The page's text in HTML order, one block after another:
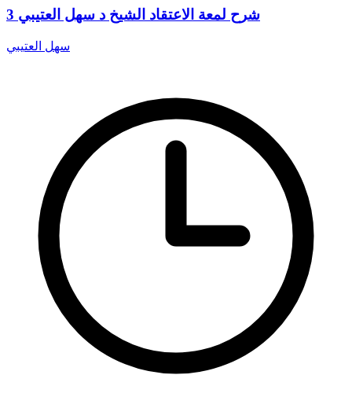
3 شرح لمعة الاعتقاد الشيخ د سهل العتيبي
سهل العتيبي